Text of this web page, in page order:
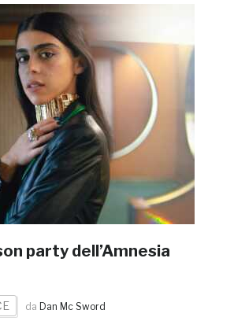
party dell’Amnesia
da Dan Mc Sword